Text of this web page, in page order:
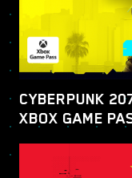
CYBERPUNK
XBOX GAME